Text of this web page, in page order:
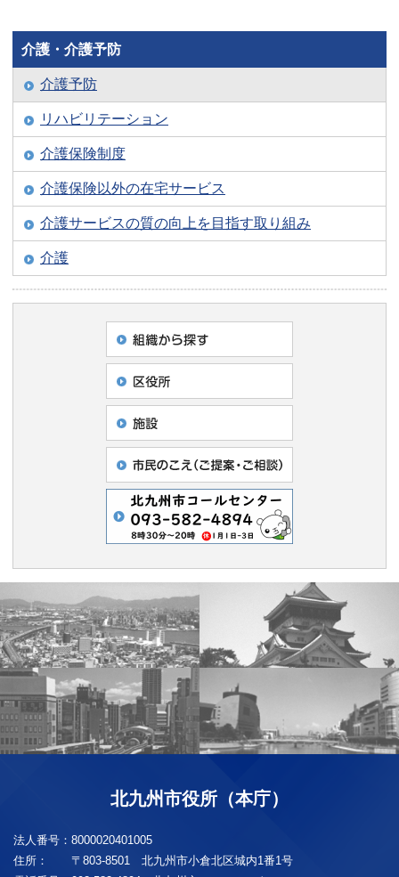
介護・介護予防
介護予防
リハビリテーション
介護保険制度
介護保険以外の在宅サービス
介護サービスの質の向上を目指す取り組み
介護
北九州市役所（本庁）
法人番号： 8000020401005
住所：
〒803-8501 北九州市小倉北区城内1番1号